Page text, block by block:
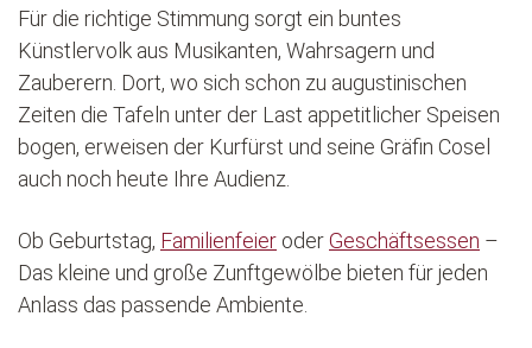
Für die richtige Stimmung sorgt ein buntes
Künstlervolk aus Musikanten, Wahrsagern und
Zauberern. Dort, wo sich schon zu augustinischen
Zeiten die Tafeln unter der Last appetitlicher Speisen
bogen, erweisen der Kurfürst und seine Gräfin Cosel
auch noch heute Ihre Audienz.
Ob Geburtstag, Familienfeier oderGeschäftsessen –
Das kleine und große Zunftgewölbe bieten für jeden
Anlass das passende Ambiente.